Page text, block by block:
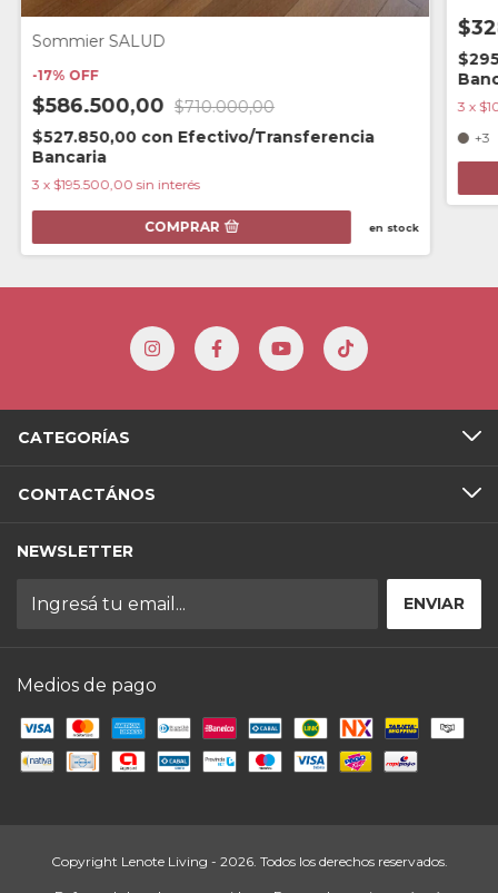
Sommier SALUD
-17% OFF
$586.500,00 $710.000,00
$527.850,00 con Efectivo/Transferencia
Bancaria
3 x $195.500,00 sin interés
COMPRAR en stock
3 x
+3
CATEGORÍAS
CONTACTÁNOS
NEWSLETTER
Medios de pago
Copyright Lenote Living - 2026. Todos los derechos reservados.